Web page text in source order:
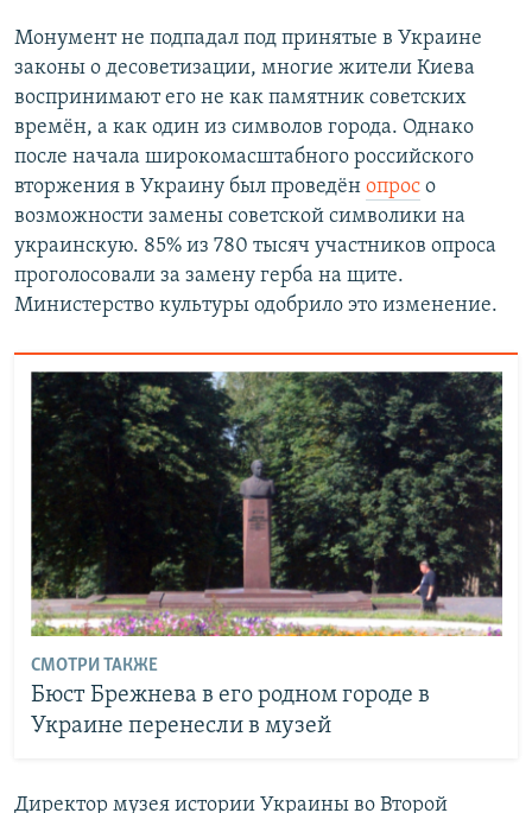
Монумент не подпадал под принятые в Украине
законы о десоветизации, многие жители Киева
воспринимают его не как памятник советских
времён, а как один из символов города. Однако
после начала широкомасштабного российского
вторжения в Украину был проведён опрос о
возможности замены советской символики на
украинскую. 85% из 780 тысяч участников опроса
проголосовали за замену герба на щите.
Министерство культуры одобрило это изменение.
СМОТРИ ТАКЖЕ
Бюст Брежнева в его родном городе в
Украине перенесли в музей
Директор музея истории Украины во Второй